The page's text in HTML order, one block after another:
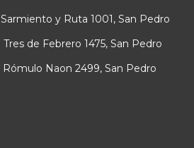
Sarmiento y Ruta 1001, San Pedro
Tres de Febrero 1475, San Pedro
Rómulo Naon 2499, San Pedro